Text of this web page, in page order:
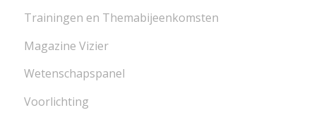
Trainingen en Themabijeenkomsten
Magazine Vizier
Wetenschapspanel
Voorlichting